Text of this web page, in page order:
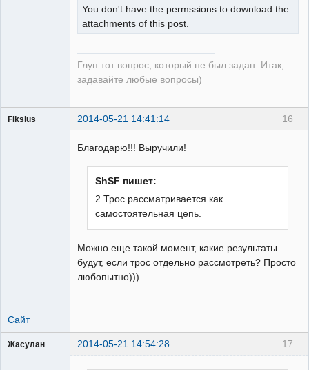
You don't have the permssions to download the
attachments of this post.
Глуп тот вопрос, который не был задан. Итак,
задавайте любые вопросы)
16
Fiksius 2014-05-21 14:41:14
Благодарю!!! Выручили!
ShSF пишет:
2 Трос рассматривается как
самостоятельная цепь.
Можно еще такой момент, какие результаты
будут, если трос отдельно рассмотреть? Просто
любопытно)))
Сайт
17
Жасулан 2014-05-21 14:54:28